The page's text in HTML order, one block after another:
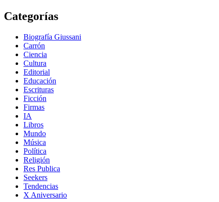
Categorías
Biografía Giussani
Carrón
Ciencia
Cultura
Editorial
Educación
Escrituras
Ficción
Firmas
IA
Libros
Mundo
Música
Política
Religión
Res Publica
Seekers
Tendencias
X Aniversario